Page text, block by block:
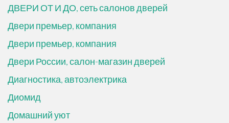
ДВЕРИ ОТ И ДО, сеть салонов дверей
Двери премьер, компания
Двери премьер, компания
Двери России, салон-магазин дверей
Диагностика, автоэлектрика
Диомид
Домашний уют